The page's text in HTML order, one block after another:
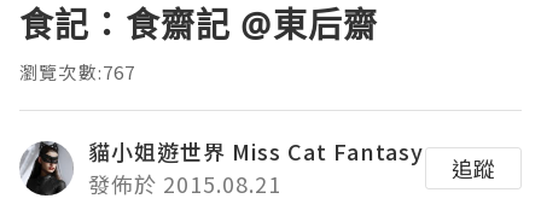
食記：食齋記 @東后齋
瀏覽次數:767
貓小姐遊世界 Miss Cat Fantasy
發佈於 2015.08.21
追蹤